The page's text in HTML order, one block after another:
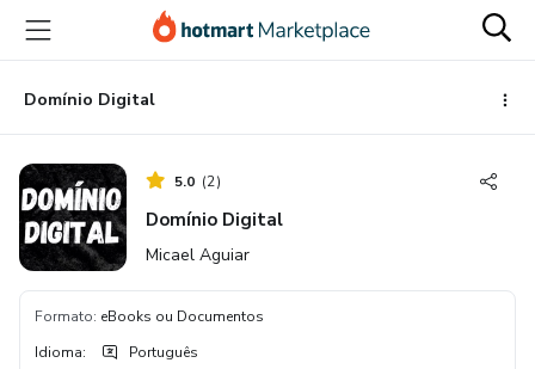
para
conteúdo
principal
para
pagamento
para
rodapé
Domínio Digital
5.0 (2)
Domínio Digital
Micael Aguiar
Formato: eBooks ou Documentos
Idioma: Português